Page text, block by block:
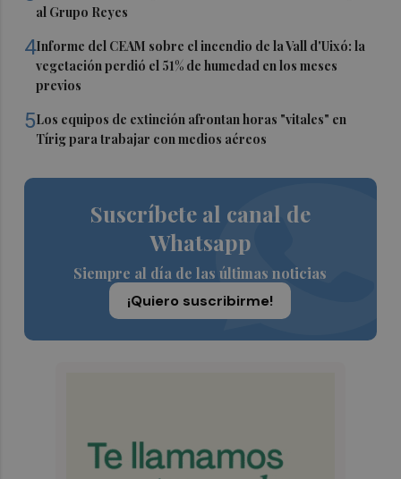
al Grupo Reyes
4Informe del CEAM sobre el incendio de la Vall d'Uixó: la
vegetación perdió el 51% de humedad en los meses
previos
5Los equipos de extinción afrontan horas "vitales" en
Tírig para trabajar con medios aéreos
Suscríbete al canal de
Whatsapp
Siempre al día de las últimas noticias
¡Quiero suscribirme!